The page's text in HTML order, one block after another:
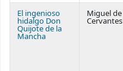
El ingenioso
hidalgo Don
Quijote de la
Mancha
Miguel de
Cervantes